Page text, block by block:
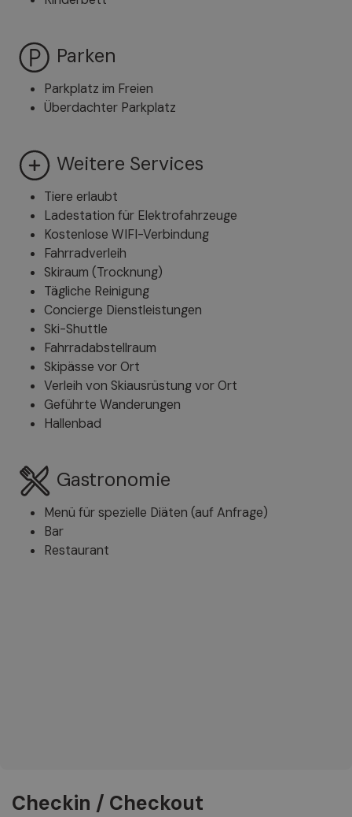
Parken
Parkplatz im Freien
Überdachter Parkplatz
Weitere Services
Tiere erlaubt
Ladestation für Elektrofahrzeuge
Kostenlose WIFI-Verbindung
Fahrradverleih
Skiraum (Trocknung)
Tägliche Reinigung
Concierge Dienstleistungen
Ski-Shuttle
Fahrradabstellraum
Skipässe vor Ort
Verleih von Skiausrüstung vor Ort
Geführte Wanderungen
Hallenbad
Gastronomie
Menü für spezielle Diäten (auf Anfrage)
Bar
Restaurant
Checkin / Checkout